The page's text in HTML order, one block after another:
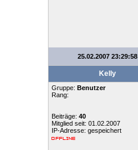
25.02.2007 23:29:58
Kelly
Gruppe: Benutzer
Rang:
Beiträge: 40
Mitglied seit: 01.02.2007
IP-Adresse: gespeichert